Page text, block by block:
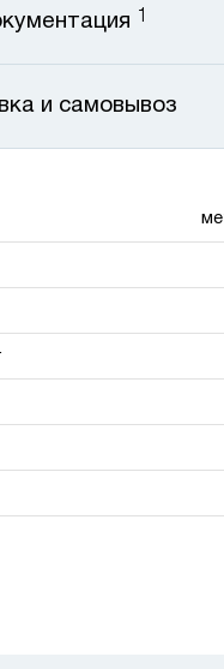
1
и самовывоз